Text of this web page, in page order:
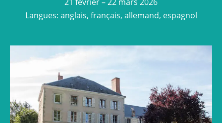
Langues: anglais, français, allemand, espagnol